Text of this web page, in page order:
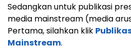
Sedangkan untuk publikasi
media mainstream (media
Pertama, silahkan klik
Mainstream.